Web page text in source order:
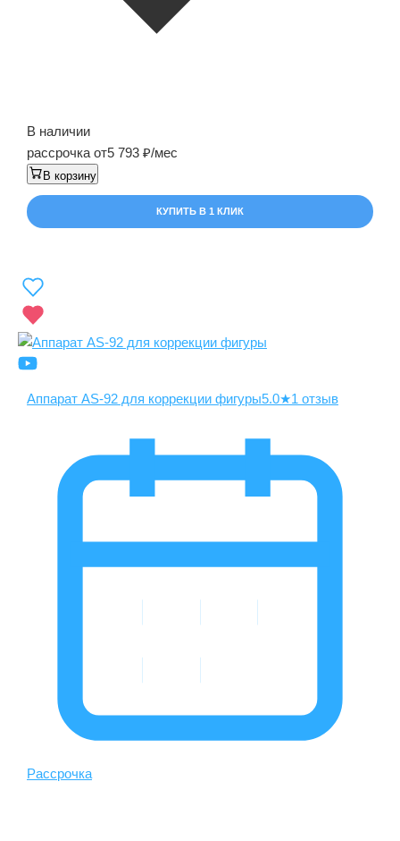
В наличии
рассрочка от5 793 /мес
В корзину
КУПИТЬ В 1 КЛИК
Аппарат AS-92 для коррекции фигуры5.0★1 отзыв
Рассрочка